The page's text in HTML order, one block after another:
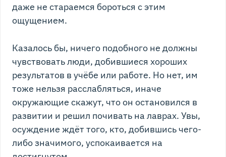
даже не стараемся бороться с этим
ощущением.
Казалось бы, ничего подобного не должны
чувствовать люди, добившиеся хороших
результатов в учёбе или работе. Но нет, им
тоже нельзя расслабляться, иначе
окружающие скажут, что он остановился в
развитии и решил почивать на лаврах. Увы,
осуждение ждёт того, кто, добившись чего-
либо значимого, успокаивается на